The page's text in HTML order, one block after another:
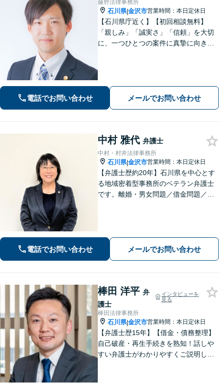
藤野法律事務所
石川県|金沢市営業時間：本日定休日
【石川県庁近く】【初回相談無料】
「親しみ」「誠実さ」「信頼」を大切
に、一つひとつの案件に真摯に向き合
すく説明しますので、安心してご相談
ください。
電話でお問い合わせ メールでお問い合わせ
中村 雅代 弁護士
中村・村井法律事務所
石川県|金沢市営業時間：本日定休日
【弁護士歴約20年】石川県を中心とす
る地域密着型事務所のベテラン弁護士
です。離婚・男女問題／借金問題／刑
あり】
電話でお問い合わせ メールでお問い合わせ
棒田 洋平 弁
護士
インタビューを
見る
棒田法律事務所
石川県|金沢市営業時間：本日定休日
【弁護士歴15年】【借金・債務整理】
自己破産・再生手続きを熟知！話しや
すい弁護士がわかりやすくご説明しま